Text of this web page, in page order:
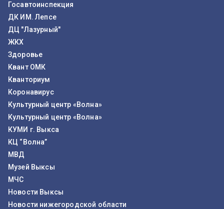
Госавтоинспекция
ДК ИМ. Лепсе
ДЦ "Лазурный"
ЖКХ
Здоровье
Квант ОМК
Кванториум
Коронавирус
Культурный центр «Волна»
Культурный центр «Волна»
КУМИ г. Выкса
КЦ “Волна”
МВД
Музей Выксы
МЧС
Новости Выксы
Новости нижегородской области